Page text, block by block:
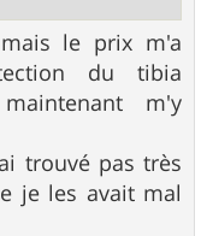
le prix m'a
du tibia
m'y
trouvé pas très
je les avait mal